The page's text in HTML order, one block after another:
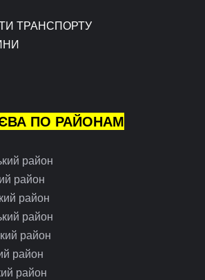
ТРАНСПОРТУ
ПО РАЙОНАМ
район
район
район
район
район
район
район